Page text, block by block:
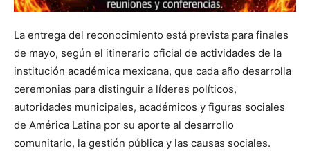
La entrega del reconocimiento está prevista para finales
de mayo, según el itinerario oficial de actividades de la
institución académica mexicana, que cada año desarrolla
ceremonias para distinguir a líderes políticos,
autoridades municipales, académicos y figuras sociales
de América Latina por su aporte al desarrollo
comunitario, la gestión pública y las causas sociales.